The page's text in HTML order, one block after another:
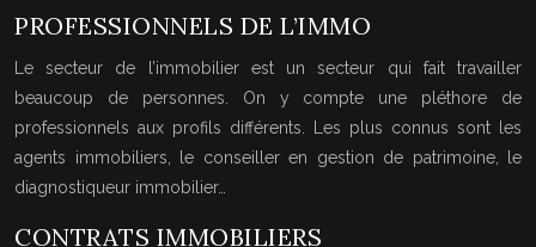
PROFESSIONNELS DE L’IMMO
Le secteur de l’immobilier est un secteur qui fait travailler
beaucoup de personnes. On y compte une pléthore de
professionnels aux profils différents. Les plus connus sont les
agents immobiliers, le conseiller en gestion de patrimoine, le
diagnostiqueur immobilier…
CONTRATS IMMOBILIERS